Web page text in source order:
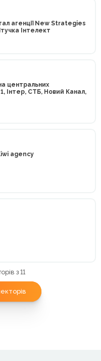
агенції New Strategies
Інтелект
центральних
Інтер, СТБ, Новий Канал,
agency
з 11